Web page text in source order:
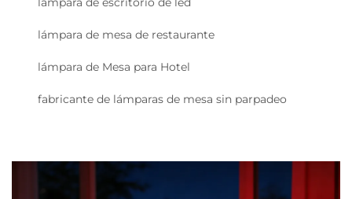
lámpara de mesa de restaurante
lámpara de Mesa para Hotel
fabricante de lámparas de mesa sin parpadeo